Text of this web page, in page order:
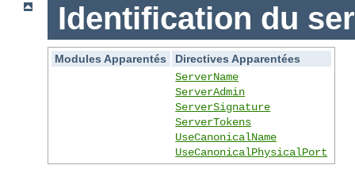
Identification du
Modules Apparentés
Directives Apparentées
ServerName
ServerAdmin
ServerSignature
ServerTokens
UseCanonicalName
UseCanonicalPhysicalPort